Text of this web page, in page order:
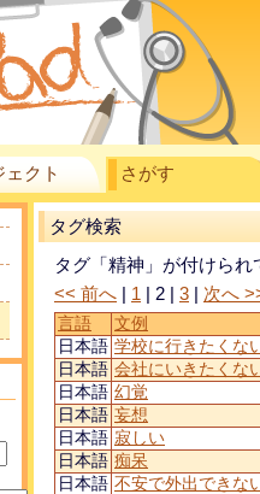
ェクト さがす
タグ検索
タグ「精神」が付けら
<< 前へ
1 2 3 次へ
言語
文例
日本語 学校に行きたくな
日本語 会社にいきたくな
日本語 幻覚
日本語 妄想
日本語 寂しい
日本語 痴呆
日本語 不安で外出できな